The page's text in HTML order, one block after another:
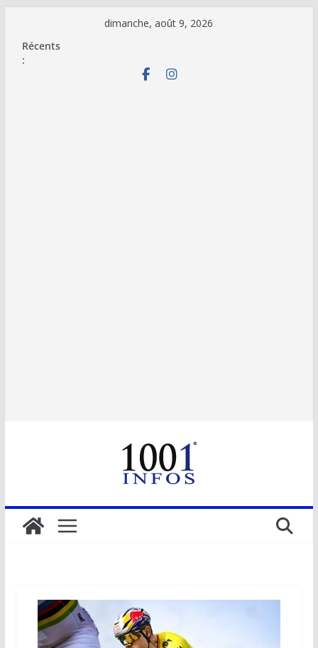
contenu
dimanche, août 9, 2026
Récents
: